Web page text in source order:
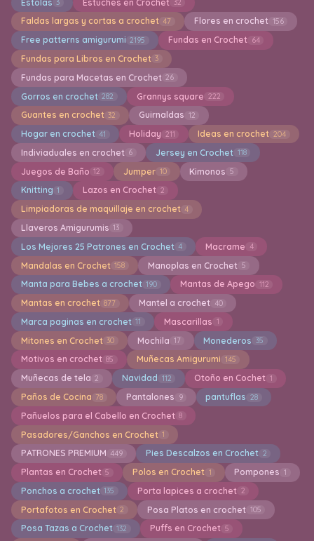
Estolas 3 Estuches en Crochet 32
Faldas largas y cortas a crochet 47 Flores en crochet 156
Free patterns amigurumi 2195 Fundas en Crochet 64
Fundas para Libros en Crochet 3
Fundas para Macetas en Crochet 26
Gorros en crochet 282 Grannys square 222
Guantes en crochet 32 Guirnaldas 12
Hogar en crochet 41 Holiday 211 Ideas en crochet 204
Indiviaduales en crochet 6 Jersey en Crochet 118
Juegos de Baño 12 Jumper 10 Kimonos 5
Knitting 1 Lazos en Crochet 2
Limpiadoras de maquillaje en crochet 4
Llaveros Amigurumis 13
Los Mejores 25 Patrones en Crochet 4 Macrame 4
Mandalas en Crochet 158 Manoplas en Crochet 5
Manta para Bebes a crochet 190 Mantas de Apego 112
Mantas en crochet 877 Mantel a crochet 40
Marca paginas en crochet 11 Mascarillas 1
Mitones en Crochet 30 Mochila 17 Monederos 35
Motivos en crochet 85 Muñecas Amigurumi 145
Muñecas de tela 2 Navidad 112 Otoño en Cochet 1
Paños de Cocina 78 Pantalones 9 pantuflas 28
Pañuelos para el Cabello en Crochet 8
Pasadores/Ganchos en Crochet 1
PATRONES PREMIUM 449 Pies Descalzos en Crochet 2
Plantas en Crochet 5 Polos en Crochet 1 Pompones 1
Ponchos a crochet 135 Porta lapices a crochet 2
Portafotos en Crochet 2 Posa Platos en crochet 105
Posa Tazas a Crochet 132 Puffs en Crochet 5